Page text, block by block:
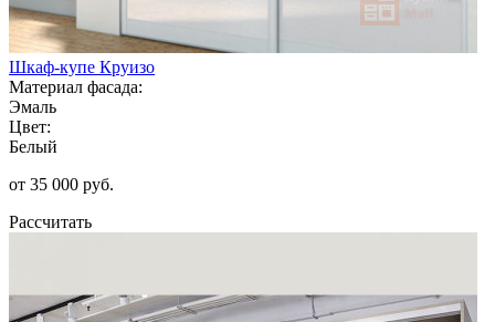
Шкаф-купе Круизо
Материал фасада:
Эмаль
Цвет:
Белый
от 35 000 руб.
Рассчитать